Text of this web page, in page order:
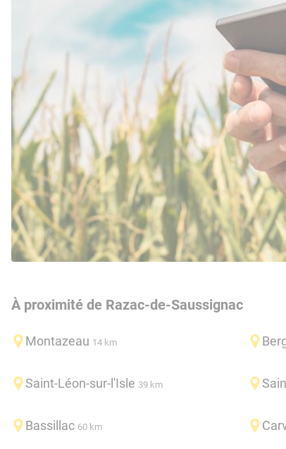
À proximité de Razac-de-Saussignac
Montazeau 14 km
Saint-Léon-sur-l'Isle 39 km
Bassillac 60 km